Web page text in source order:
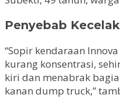
Penyebab
“Sopir kendaraan
kurang konsentrasi,
kiri dan menabrak
kanan dump truck,”